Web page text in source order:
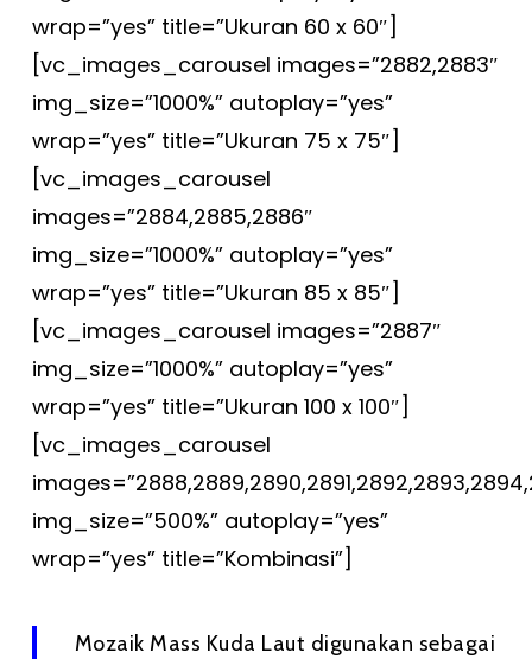
wrap=”yes” title=”Ukuran 60 x 60″]
[vc_images_carousel images=”2882,2883″
img_size=”1000%” autoplay=”yes”
wrap=”yes” title=”Ukuran 75 x 75″]
[vc_images_carousel
images=”2884,2885,2886″
img_size=”1000%” autoplay=”yes”
wrap=”yes” title=”Ukuran 85 x 85″]
[vc_images_carousel images=”2887″
img_size=”1000%” autoplay=”yes”
wrap=”yes” title=”Ukuran 100 x 100″]
[vc_images_carousel
img_size=”500%” autoplay=”yes”
wrap=”yes” title=”Kombinasi”]
Mozaik Mass Kuda Laut digunakan sebagai